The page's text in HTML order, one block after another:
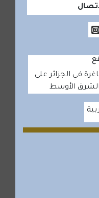
في الجزائر على
الأوسط